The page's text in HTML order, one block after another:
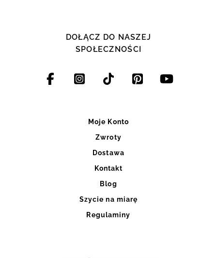
DOŁĄCZ DO NASZEJ
SPOŁECZNOŚCI
Moje Konto
Zwroty
Dostawa
Kontakt
Blog
Szycie na miarę
Regulaminy